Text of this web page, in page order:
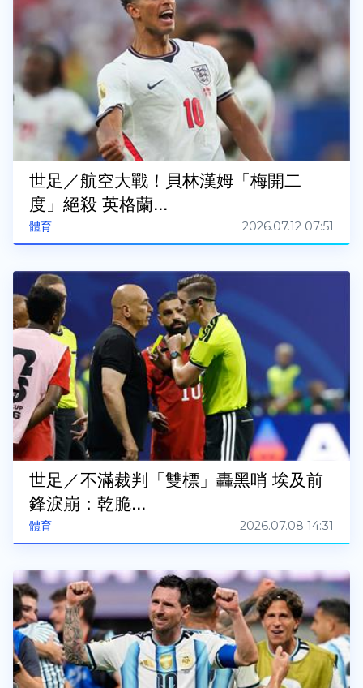
體育
世足／航空大戰！貝林漢姆「梅開二
度」絕殺 英格蘭...
2026.07.12 07:51
體育
世足／不滿裁判「雙標」轟黑哨 埃及前
鋒淚崩：乾脆...
2026.07.08 14:31